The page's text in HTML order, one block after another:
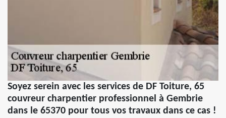
Soyez serein avec les services de DF Toiture, 65
couvreur charpentier professionnel à Gembrie
dans le 65370 pour tous vos travaux dans ce cas !